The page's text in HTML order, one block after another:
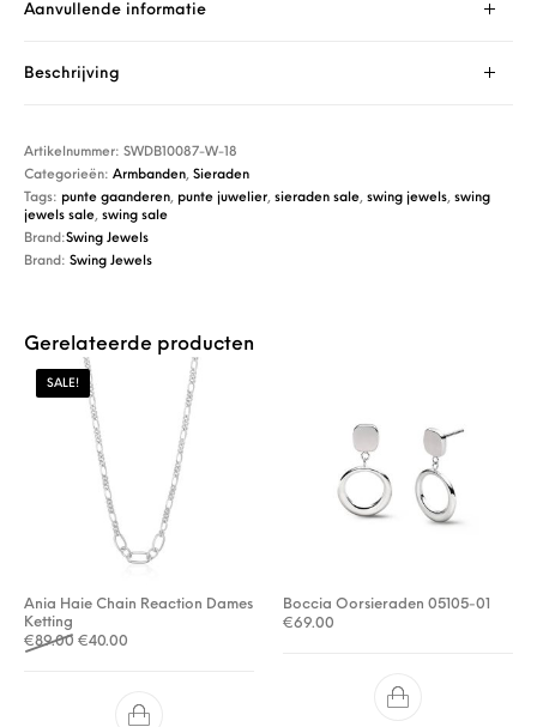
Aanvullende informatie
Beschrijving
Artikelnummer:SWDB10087-W-18
Categorieën:Armbanden,Sieraden
Tags: punte gaanderen, punte juwelier,sieraden sale,swing jewels,swing
jewels sale,swing sale
Brand:Swing Jewels
Brand:Swing Jewels
Gerelateerde producten
SALE!
Ania Haie Chain Reaction Dames
Ketting
€89.00 Oorspronkelijke prijs was: €89.00.
€40.00
Boccia Oorsieraden 05105-01
€69.00